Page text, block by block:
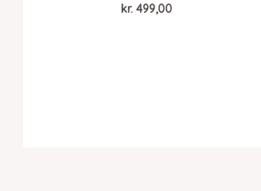
kr.499,00